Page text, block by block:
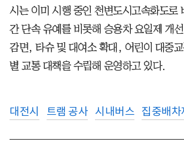
시는 이미 시행 중인 천변도시고속화도로
간 단속 유예를 비롯해 승용차 요일제 개
감면, 타슈 및 대여소 확대, 어린이 대중
별 교통 대책을 수립해 운영하고 있다.
대전시 트램 공사 시내버스 집중배차